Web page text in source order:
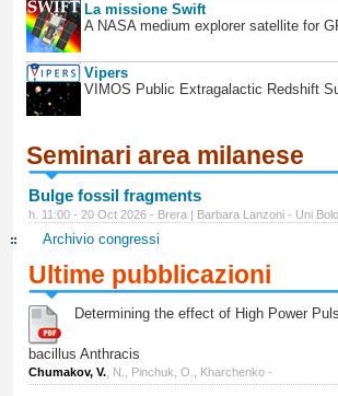
La missione Swift
A NASA medium explorer satellite for
Vipers
VIMOS Public Extragalactic Redshift
Seminari area milanese
Bulge fossil fragments
h. 11:00 - 20 Oct 2026 - Brera | Barbara Lanzoni - Uni
Archivio congressi
Ultime pubblicazioni
Determining the effect of High Power
bacillus Anthracis
Chumakov, V. , N., Pinchuk, O., Kharchenko -